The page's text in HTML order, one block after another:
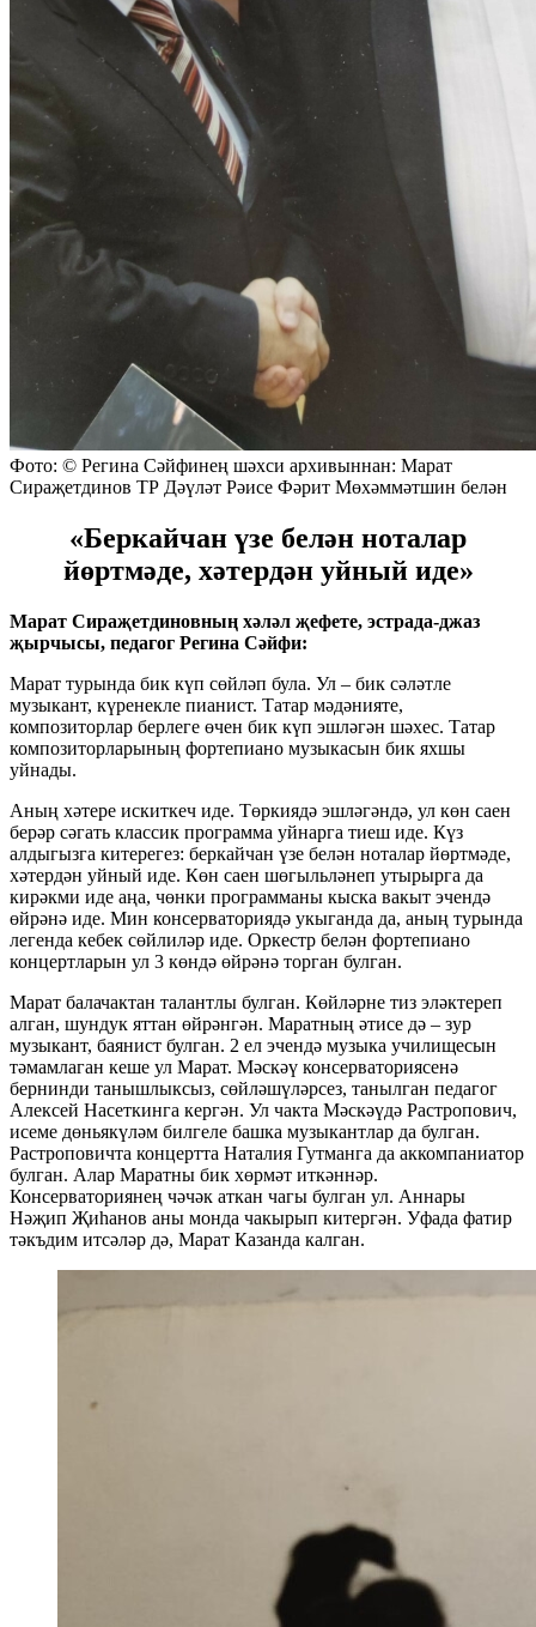
Фото: © Регина Сәйфинең шәхси архивыннан: Марат
Сираҗетдинов ТР Дәүләт Рәисе Фәрит Мөхәммәтшин белән
«Беркайчан үзе белән ноталар
йөртмәде, хәтердән уйный иде»
Марат Сираҗетдиновның хәләл җефете, эстрада-джаз
җырчысы, педагог Регина Сәйфи:
Марат турында бик күп сөйләп була. Ул – бик сәләтле
музыкант, күренекле пианист. Татар мәдәнияте,
композиторлар берлеге өчен бик күп эшләгән шәхес. Татар
композиторларының фортепиано музыкасын бик яхшы
уйнады.
Аның хәтере искиткеч иде. Төркиядә эшләгәндә, ул көн саен
берәр сәгать классик программа уйнарга тиеш иде. Күз
алдыгызга китерегез: беркайчан үзе белән ноталар йөртмәде,
хәтердән уйный иде. Көн саен шөгыльләнеп утырырга да
кирәкми иде аңа, чөнки программаны кыска вакыт эчендә
өйрәнә иде. Мин консерваториядә укыганда да, аның турында
легенда кебек сөйлиләр иде. Оркестр белән фортепиано
концертларын ул 3 көндә өйрәнә торган булган.
Марат балачактан талантлы булган. Көйләрне тиз эләктереп
алган, шундук яттан өйрәнгән. Маратның әтисе дә – зур
музыкант, баянист булган. 2 ел эчендә музыка училищесын
тәмамлаган кеше ул Марат. Мәскәү консерваториясенә
бернинди танышлыксыз, сөйләшүләрсез, танылган педагог
Алексей Насеткинга кергән. Ул чакта Мәскәүдә Растропович,
исеме дөньякүләм билгеле башка музыкантлар да булган.
Растроповичта концертта Наталия Гутманга да аккомпаниатор
булган. Алар Маратны бик хөрмәт иткәннәр.
Консерваториянең чәчәк аткан чагы булган ул. Аннары
Нәҗип Җиһанов аны монда чакырып китергән. Уфада фатир
тәкъдим итсәләр дә, Марат Казанда калган.